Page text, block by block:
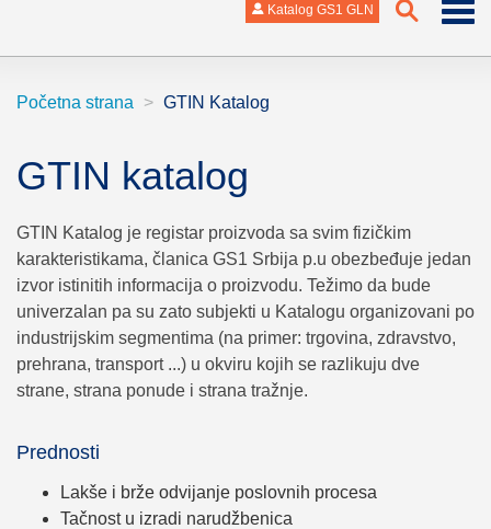
Katalog GS1 GLN
Početna strana GTIN Katalog
GTIN katalog
GTIN Katalog je registar proizvoda sa svim fizičkim
karakteristikama, članica GS1 Srbija p.u obezbeđuje jedan
izvor istinitih informacija o proizvodu. Težimo da bude
univerzalan pa su zato subjekti u Katalogu organizovani po
industrijskim segmentima (na primer: trgovina, zdravstvo,
prehrana, transport ...) u okviru kojih se razlikuju dve
strane, strana ponude i strana tražnje.
Prednosti
Lakše i brže odvijanje poslovnih procesa
Tačnost u izradi narudžbenica